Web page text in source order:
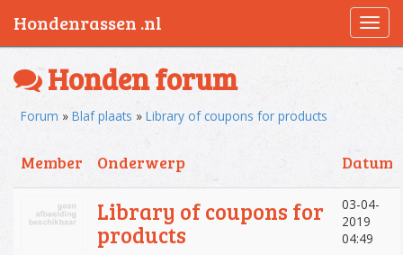
Honden forum
Forum » Blaf plaats » Library of coupons for products
Member Onderwerp Datum
Library of coupons for
products
03-04-
2019
04:49
Hondenrassen .nl